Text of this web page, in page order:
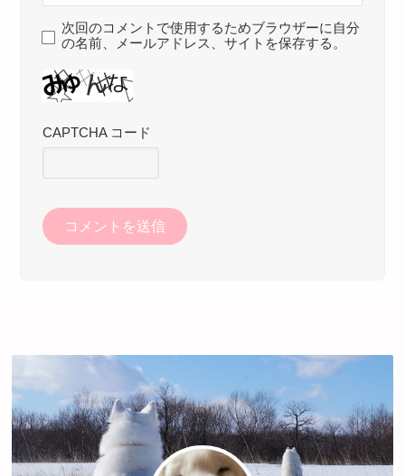
次回のコメントで使用するためブラウザーに自分
の名前、メールアドレス、サイトを保存する。
CAPTCHA コード